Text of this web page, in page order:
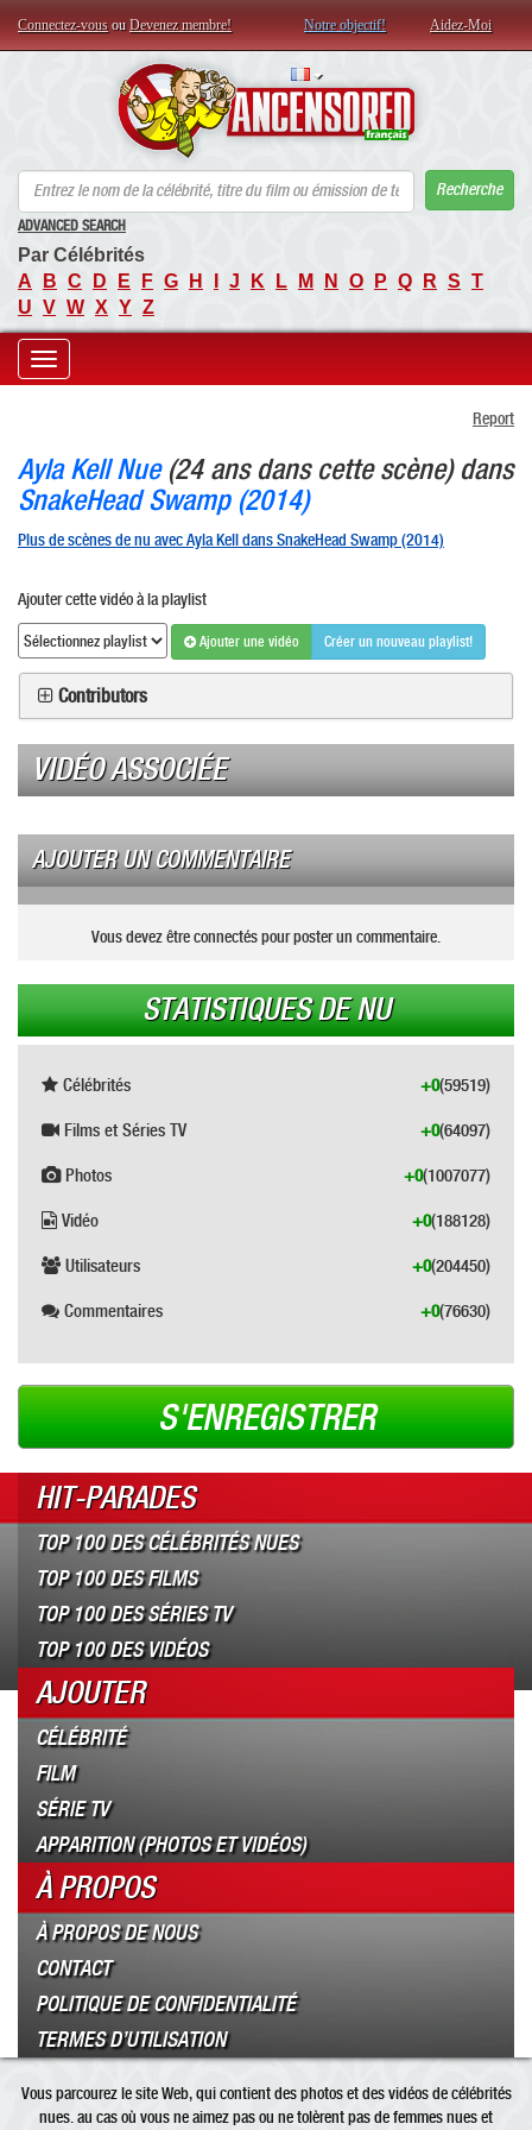
Connectez-vous ou Devenez membre! Notre objectif! Aidez-Moi
Recherche
ADVANCED SEARCH
Par Célébrités
A
B C D E F G H J K L M N O P Q R S T
U V W X Y Z
Toggle
Report
Ayla Kell Nue(24 ans dans cette scène) dans
SnakeHead Swamp (2014)
Plus de scènes de nu avec Ayla Kell dans SnakeHead Swamp (2014)
Ajouter cette vidéo à la playlist
Ajouter une vidéo Créer un nouveau playlist!
Contributors
VIDÉO ASSOCIÉE
AJOUTER UN COMMENTAIRE
Vous devez être connectés pour poster un commentaire.
STATISTIQUES DE NU
Célébrités (59519)
+0
Films et Séries TV (64097)
+0
Photos (1007077)
+0
Vidéo (188128)
+0
Utilisateurs (204450)
+0
Commentaires (76630)
+0
S'ENREGISTRER
HIT-PARADES
TOP 100 DES CÉLÉBRITÉS NUES
TOP 100 DES FILMS
TOP 100 DES SÉRIES TV
TOP 100 DES VIDÉOS
AJOUTER
CÉLÉBRITÉ
FILM
SÉRIE TV
APPARITION (PHOTOS ET VIDÉOS)
À PROPOS
À PROPOS DE NOUS
CONTACT
POLITIQUE DE CONFIDENTIALITÉ
TERMES D’UTILISATION
Vous parcourez le site Web, qui contient des photos et des vidéos de célébrités
nues. au cas où vous ne aimez pas ou ne tolèrent pas de femmes nues et